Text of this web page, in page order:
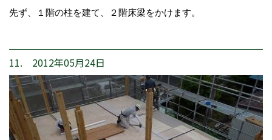
先ず、１階の柱を建て、２階床梁をかけます。
11. 2012年05月24日